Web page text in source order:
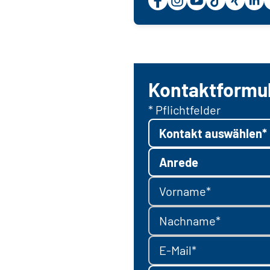
* Pflichtfelder
Kontakt auswählen*
Anrede
Vorname*
Nachname*
E-Mail*